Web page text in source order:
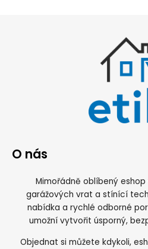
O nás
Mimořádně oblíbený
garážových vrat a stínící
nabídka a rychlé odborné
umožní vytvořit úsporný,
Objednat si můžete kdykoli,